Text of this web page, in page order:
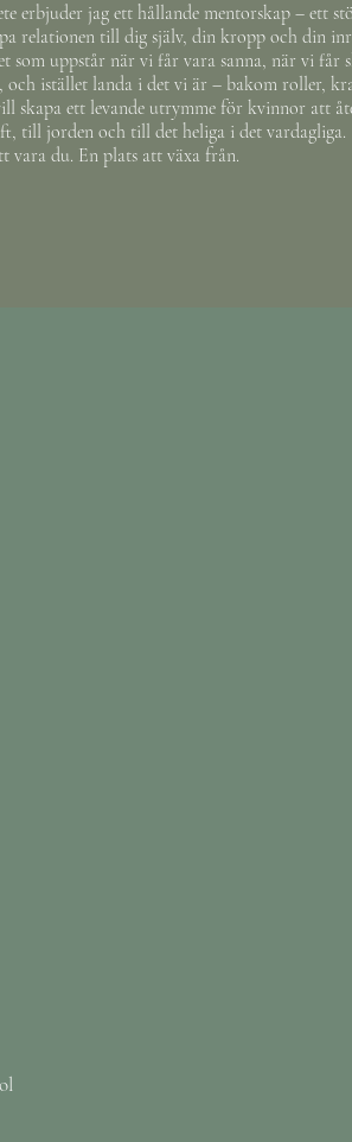
erbjuder jag ett hållande mentorskap – ett
relationen till dig själv, din kropp och din
som uppstår när vi får vara sanna, när vi får
och istället landa i det vi är – bakom roller,
skapa ett levande utrymme för kvinnor att
till jorden och till det heliga i det vardagliga.
vara du. En plats att växa från.